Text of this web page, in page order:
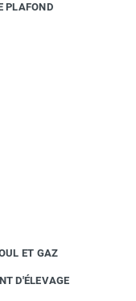
PLAFOND
ET GAZ
D'ÉLEVAGE